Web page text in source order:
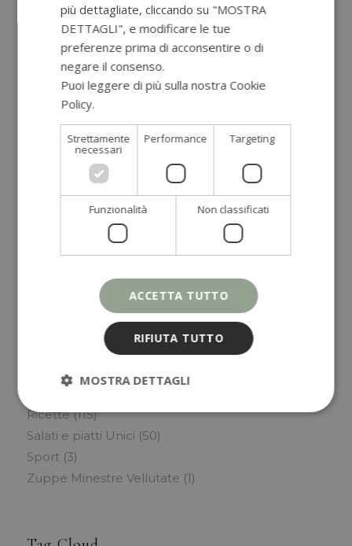
PERIMENOPAUSA: TRANSIZIONE VERSO LA
MENOPAUSA
OMEGA 3 ED ECCESSO DI INFIAMMAZIONE
Categorie
Benessere(26)
Chef Fabio Moriconi
consulenza naturopatica
Dolci e Snack
Estratti e Frullati
Preparazioni Base
Ricette(115)
Salati e piatti Unici (50)
Sport(3)
Zuppe Minestre Vellutate (1)
più dettagliate, cliccando su "MOSTRA
DETTAGLI", e modificare le tue
preferenze prima di acconsentire o di
negare il consenso.
Puoi leggere di più sulla nostra Cookie
Policy.
Strettamente
necessari
Performance Targeting
Funzionalità Non classificati
ACCETTA TUTTO
RIFIUTA TUTTO
MOSTRA DETTAGLI